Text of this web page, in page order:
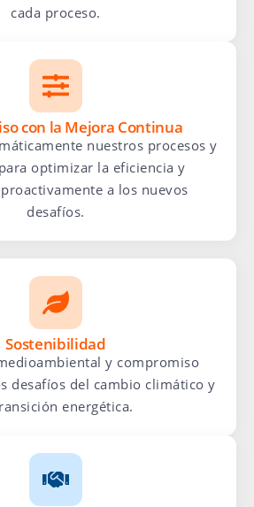
cada proceso.
con la Mejora Continua
nuestros procesos y
optimizar la eficiencia y
a los nuevos
desafíos.
Sostenibilidad
y compromiso
desafíos del cambio climático y
energética.